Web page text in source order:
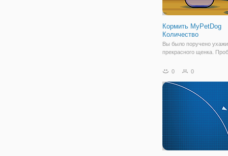
Кормить MyPetDog
Количество
Вы было поручено
прекрасного щенка.
который был
делает математическую
операцию. Убедитесь,
хорошо
0 0